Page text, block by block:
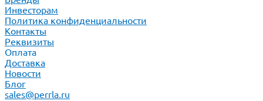
Инвесторам
Политика конфиденциальности
Контакты
Реквизиты
Оплата
Доставка
Новости
Блог
sales@perrla.ru